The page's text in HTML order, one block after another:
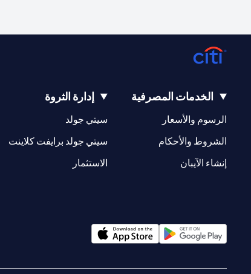
الخدمات المصرفية
الرسوم والأسعار
الشروط والأحكام
إنشاء الآيبان
إدارة الثروة
سيتي جولد
سيتي جولد برايفت كلاينت
الاستثمار